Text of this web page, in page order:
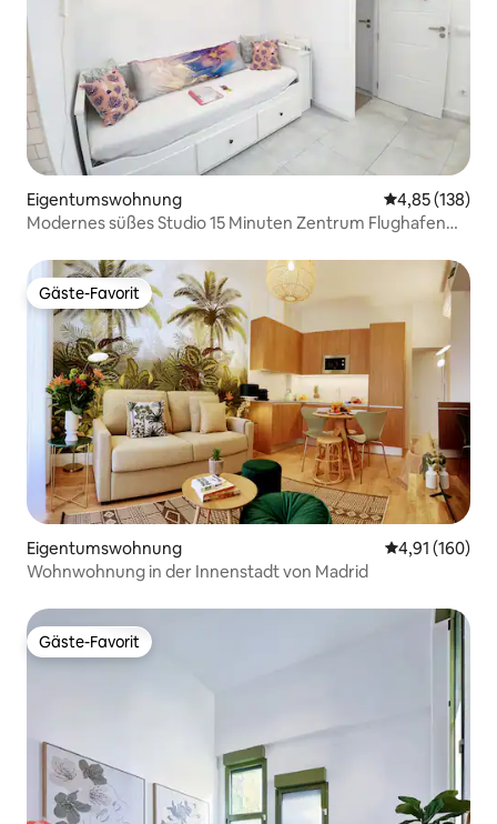
Eigentumswohnung
4,85 (138)
Modernes süßes Studio 15 Minuten Zentrum Flughafen
Gäste-Favorit
Gäste-Favorit
Eigentumswohnung
4,91 (160)
Wohnwohnung in der Innenstadt von Madrid
Gäste-Favorit
Gäste-Favorit